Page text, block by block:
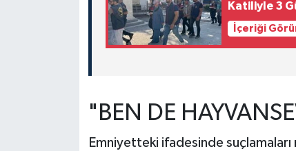
Katiliyle 3
İçeriği
"BEN DE
Emniyetteki ifadesinde